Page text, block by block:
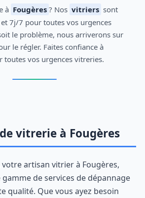
à Fougères ? Nos vitriers sont
7j/7 pour toutes vos urgences
le problème, nous arriverons sur
le régler. Faites confiance à
vos urgences vitreries.
vitrerie à Fougères
votre artisan vitrier à Fougères,
de services de dépannage
qualité. Que vous ayez besoin